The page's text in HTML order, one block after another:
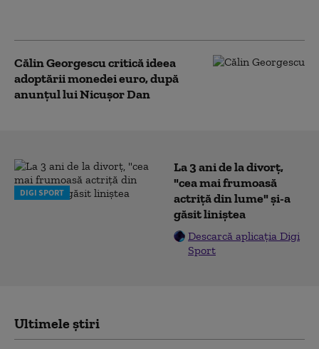
Călin Georgescu critică ideea
adoptării monedei euro, după
anunțul lui Nicușor Dan
DIGI SPORT
La 3 ani de la divorț,
"cea mai frumoasă
actriță din lume" și-a
găsit liniștea
Descarcă aplicația Digi
Sport
Ultimele știri